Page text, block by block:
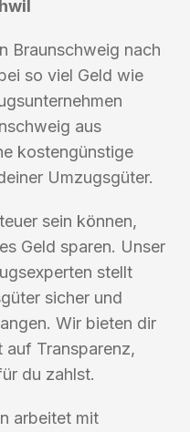
Braunschweig nach
so viel Geld wie
aus
kostengünstige
Umzugsgüter.
sein können,
Geld sparen. Unser
stellt
sicher und
Wir bieten dir
auf Transparenz,
du zahlst.
arbeitet mit